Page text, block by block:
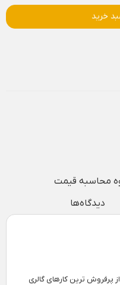
خرید
محاسبه قیمت
دیدگاه‌ها
پرفروش ترین کارهای گالری